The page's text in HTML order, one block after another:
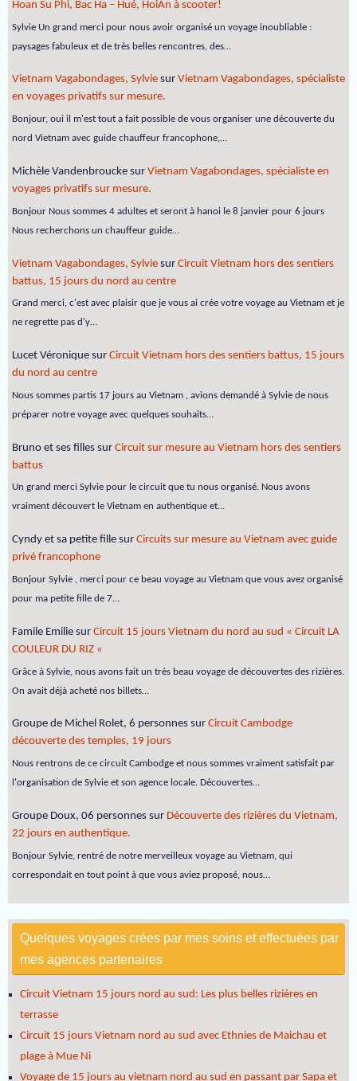
Hoan Su Phi, Bac Ha – Hué, HoiAn à scooter!
Sylvie Un grand merci pour nous avoir organisé un voyage inoubliable :
paysages fabuleux et de très belles rencontres, des…
Vietnam Vagabondages, Sylvie sur Vietnam Vagabondages, spécialiste
en voyages privatifs sur mesure.
Bonjour, oui il m'est tout a fait possible de vous organiser une découverte du
nord Vietnam avec guide chauffeur francophone,…
Michèle Vandenbroucke sur Vietnam Vagabondages, spécialiste en
voyages privatifs sur mesure.
Bonjour Nous sommes 4 adultes et seront à hanoi le 8 janvier pour 6 jours
Nous recherchons un chauffeur guide…
Vietnam Vagabondages, Sylvie sur Circuit Vietnam hors des sentiers
battus, 15 jours du nord au centre
Grand merci, c'est avec plaisir que je vous ai crée votre voyage au Vietnam et je
ne regrette pas d'y…
Lucet Véronique sur Circuit Vietnam hors des sentiers battus, 15 jours
du nord au centre
Nous sommes partis 17 jours au Vietnam , avions demandé à Sylvie de nous
préparer notre voyage avec quelques souhaits…
Bruno et ses filles sur Circuit sur mesure au Vietnam hors des sentiers
battus
Un grand merci Sylvie pour le circuit que tu nous organisé. Nous avons
vraiment découvert le Vietnam en authentique et…
Cyndy et sa petite fille sur Circuits sur mesure au Vietnam avec guide
privé francophone
Bonjour Sylvie , merci pour ce beau voyage au Vietnam que vous avez organisé
pour ma petite fille de 7…
Famile Emilie sur Circuit 15 jours Vietnam du nord au sud « Circuit LA
COULEUR DU RIZ «
Grâce à Sylvie, nous avons fait un très beau voyage de découvertes des rizières.
On avait déjà acheté nos billets…
Groupe de Michel Rolet, 6 personnes sur Circuit Cambodge
découverte des temples, 19 jours
Nous rentrons de ce circuit Cambodge et nous sommes vraiment satisfait par
l'organisation de Sylvie et son agence locale. Découvertes…
Groupe Doux, 06 personnes sur Découverte des rizières du Vietnam,
22 jours en authentique.
Bonjour Sylvie, rentré de notre merveilleux voyage au Vietnam, qui
correspondait en tout point à que vous aviez proposé, nous…
Quelques voyages crées par mes soins et effectuées par
mes agences partenaires
Circuit Vietnam 15 jours nord au sud: Les plus belles rizières en
terrasse
Circuit 15 jours Vietnam nord au sud avec Ethnies de Maichau et
plage à Mue Ni
Voyage de 15 jours au vietnam nord au sud en passant par Sapa et